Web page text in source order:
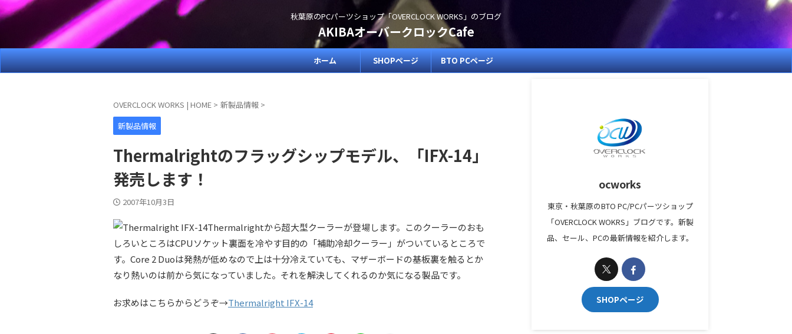
秋葉原のPCパーツショップ「OVERCLOCK WORKS」のブログ
AKIBAオーバークロックCafe
ホーム SHOPページ BTO PCページ
OVERCLOCK WORKS | HOME > 新製品情報 >
新製品情報
Thermalrightのフラッグシップモデル、「IFX-14」
発売します！
2007年10月3日
Thermalrightから超大型クーラーが登場します。このクーラーのおも
しろいところはCPUソケット裏面を冷やす目的の「補助冷却クーラー」がついているところで
す。Core 2 Duoは発熱が低めなので上は十分冷えていても、マザーボードの基板裏を触るとか
なり熱いのは前から気になっていました。それを解決してくれるのか気になる製品です。
お求めはこちらからどうぞ→Thermalright IFX-14
ocworks
東京・秋葉原のBTO PC/PCパーツショップ
「OVERCLOCK WOKRS」ブログです。新製
品、セール、PCの最新情報を紹介します。
SHOPページ